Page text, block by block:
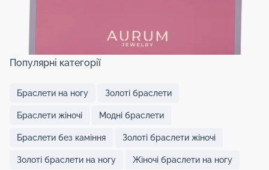
Популярні категорії
Браслети на ногу Золоті браслети
Браслети жіночі Модні браслети
Браслети без каміння Золоті браслети жіночі
Золоті браслети на ногу Жіночі браслети на ногу